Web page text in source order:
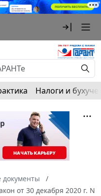
Налоги и
документы
от 30 декабря 2020 г. N